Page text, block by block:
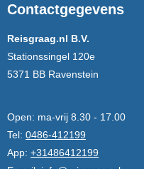
Contactgegevens
Reisgraag.nl B.V.
Stationssingel 120e
5371 BB Ravenstein
Open: ma-vrij 8.30 - 17.00
Tel: 0486-412199
App: +31486412199